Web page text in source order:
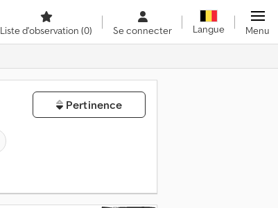
Liste d'observation (0) Se connecter Langue Menu
Pertinence